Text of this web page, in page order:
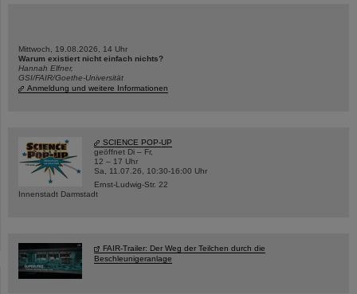
Mittwoch, 19.08.2026, 14 Uhr
Warum existiert nicht einfach nichts?
Hannah Elfner,
GSI/FAIR/Goethe-Universität
Anmeldung und weitere Informationen
SCIENCE POP-UP
geöffnet Di – Fr,
12 – 17 Uhr
Sa, 11.07.26, 10:30-16:00 Uhr
Ernst-Ludwig-Str. 22
Innenstadt Darmstadt
FAIR-Trailer: Der Weg der Teilchen durch die
Beschleunigeranlage